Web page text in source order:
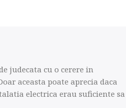
judecata cu o cerere in
aceasta poate aprecia daca
electrica erau suficiente sa